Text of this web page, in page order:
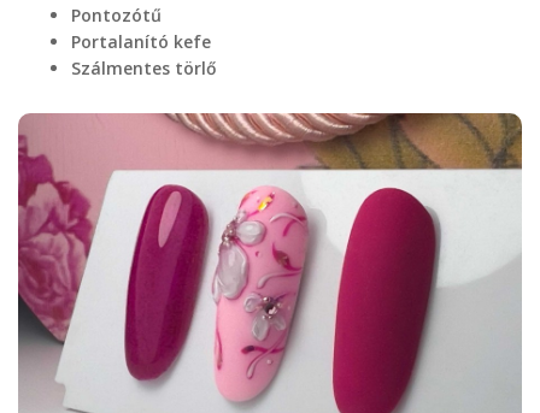
Pontozótű
Portalanító kefe
Szálmentes törlő